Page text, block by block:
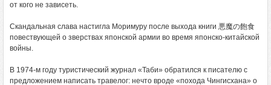
от кого не зависеть.
Скандальная слава настигла Моримуру после выхода книги 悪魔の飽食
повествующей о зверствах японской армии во время японско-китайской
войны.
В 1974-м году туристический журнал «Таби» обратился к писателю с
предложением написать травелог: нечто вроде «похода Чингисхана» о